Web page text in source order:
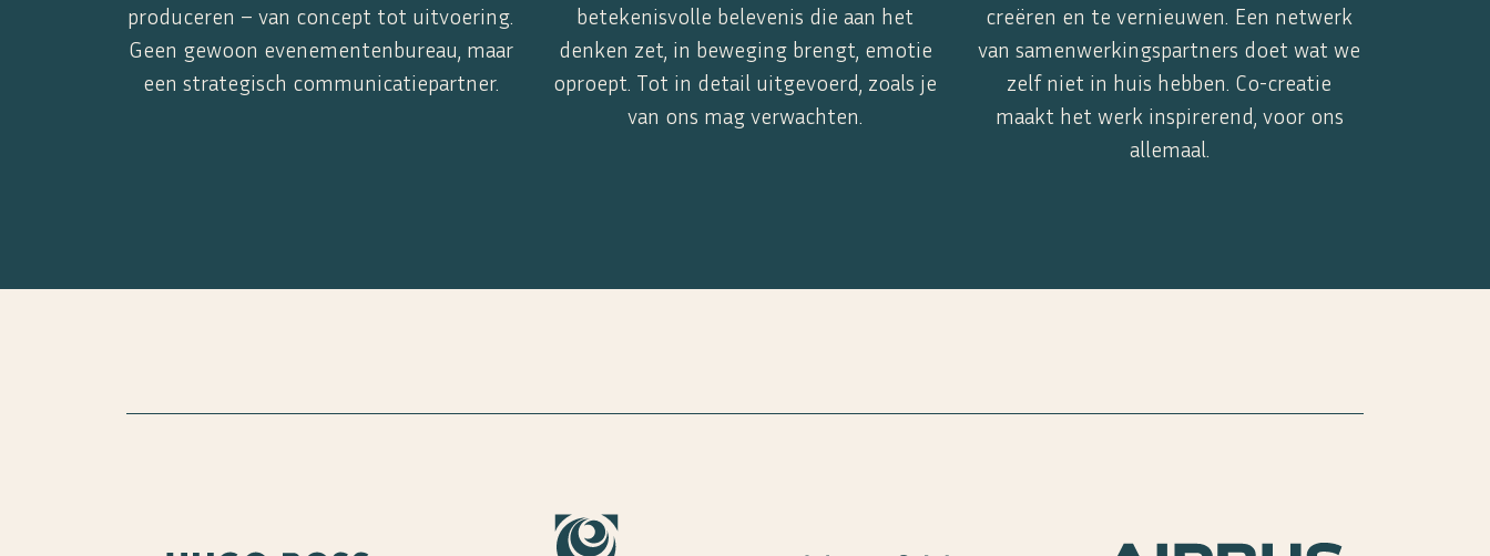
produceren – van concept tot uitvoering.
Geen gewoon evenementenbureau, maar
een strategisch communicatiepartner.
betekenisvolle belevenis die aan het
denken zet, in beweging brengt, emotie
oproept. Tot in detail uitgevoerd, zoals je
van ons mag verwachten.
creëren en te vernieuwen. Een netwerk
van samenwerkingspartners doet wat we
zelf niet in huis hebben. Co-creatie
maakt het werk inspirerend, voor ons
allemaal.